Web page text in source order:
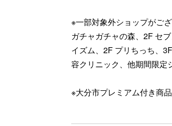
※一部対象外ショップがご
ガチャガチャの森、2F セ
イズム、2F プリちっち、
容クリニック、他期間限定
※大分市プレミアム付き商